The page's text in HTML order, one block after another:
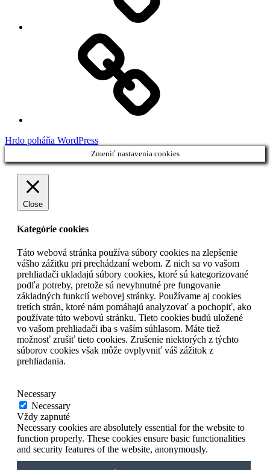
Hrdo poháňa WordPress
Zmeniť nastavenia cookies
Close
Kategórie cookies
Táto webová stránka používa súbory cookies na zlepšenie
vášho zážitku pri prechádzaní webom. Z nich sa vo vašom
prehliadači ukladajú súbory cookies, ktoré sú kategorizované
podľa potreby, pretože sú nevyhnutné pre fungovanie
základných funkcií webovej stránky. Používame aj cookies
tretích strán, ktoré nám pomáhajú analyzovať a pochopiť, ako
používate túto webovú stránku. Tieto cookies budú uložené
vo vašom prehliadači iba s vaším súhlasom. Máte tiež
možnosť zrušiť tieto cookies. Zrušenie niektorých z týchto
súborov cookies však môže ovplyvniť váš zážitok z
prehliadania.
Necessary
Necessary
Vždy zapnuté
Necessary cookies are absolutely essential for the website to
function properly. These cookies ensure basic functionalities
and security features of the website, anonymously.